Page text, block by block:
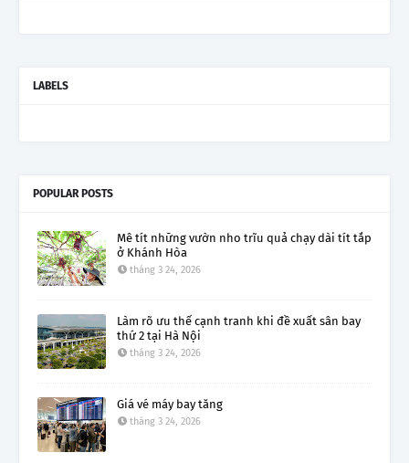
LABELS
POPULAR POSTS
Mê tít những vườn nho trĩu quả chạy dài tít tắp
ở Khánh Hòa
tháng 3 24, 2026
Làm rõ ưu thế cạnh tranh khi đề xuất sân bay
thứ 2 tại Hà Nội
tháng 3 24, 2026
Giá vé máy bay tăng
tháng 3 24, 2026